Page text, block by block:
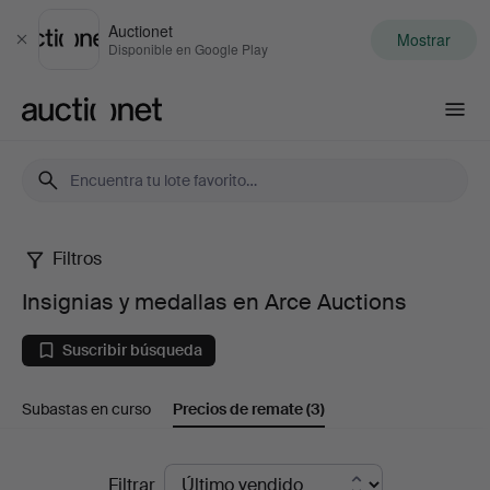
Cerrar
Auctionet
Disponible en Google Play Mostrar
Insignias
medallas
en
Filtros
Insignias y medallas en Arce Auctions
Suscribir búsqueda
Subastas en curso Precios de remate(3)
Filtrar